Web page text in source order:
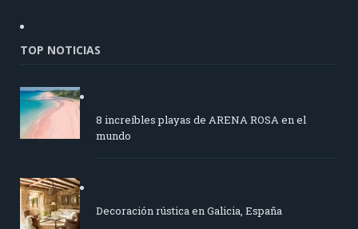
TOP NOTICIAS
8 increíbles playas de ARENA ROSA en el
mundo
Decoración rústica en Galicia, España